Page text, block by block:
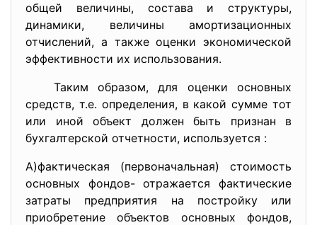
общей величины, состава и структуры,
динамики, величины амортизационных
отчислений, а также оценки экономической
эффективности их использования.
Таким образом, для оценки основных
средств, т.е. определения, в какой сумме тот
или иной объект должен быть признан в
бухгалтерской отчетности, используется :
А)фактическая (первоначальная) стоимость
основных фондов- отражается фактические
затраты предприятия на постройку или
приобретение объектов основных фондов,